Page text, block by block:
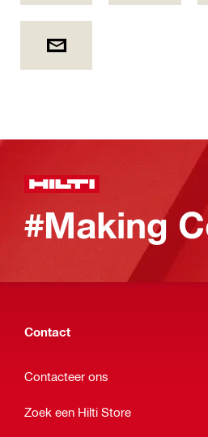
#Making
Contact
Contacteer ons
Zoek een Hilti Store